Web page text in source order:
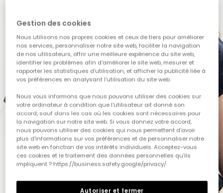
Gestion des cookies
Nous utilisons nos propres cookies et ceux de tiers pour améliorer
nos services, personnaliser notre site web, faciliter la navigation
de nos utilisateurs, offrir une meilleure expérience du site web,
identifier les problèmes afin d'améliorer le site web, mesurer et
rapporter les statistiques d'utilisation, et afficher la publicité liée à
vos préférences en analysant l'utilisation du site web.
Nous vous informons que nous pouvons utiliser des cookies sur
votre ordinateur à condition que l'utilisateur ait donné son
accord, sauf dans les cas où les cookies sont nécessaires pour
la navigation sur notre site web. Si vous donnez votre accord,
nous pouvons utiliser des cookies qui nous permettent d'avoir
plus d'informations sur vos préférences et de personnaliser notre
site web en fonction de vos intérêts individuels. Acceptez-vous
ces cookies et le traitement des données personnelles qu'ils
impliquent ? https://business.safety.google/privacy/
Autoriser et fermer